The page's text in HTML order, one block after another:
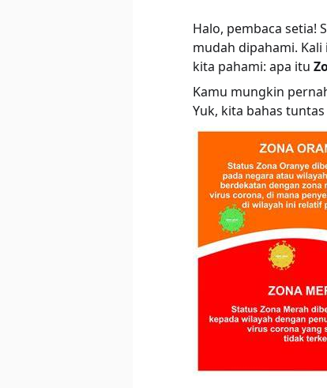
Halo, pembaca setia!
mudah dipahami.
kita pahami: apa itu
Kamu mungkin
Yuk, kita bahas